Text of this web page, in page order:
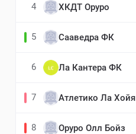
4 ХКДТ Оруро
5 Сааведра ФК
6 Ла Кантера ФК
7 Атлетико Ла Хойя
8 Оруро Олл Бойз